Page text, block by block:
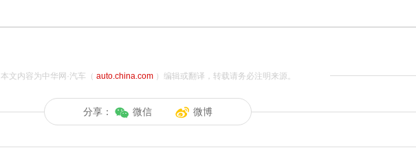
本文内容为中华网·汽车（ auto.china.com）编辑或翻译，转载请务必注明来源。
分享： 微信 微博